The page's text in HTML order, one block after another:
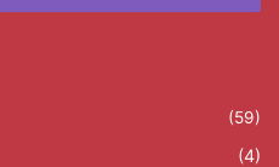
(59)
(4)